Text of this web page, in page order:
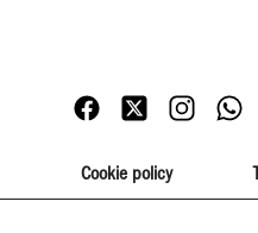
Cookie policy